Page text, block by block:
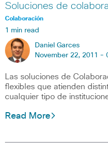
Soluciones de
Colaboración
1 min read
Daniel Garces
November 22, 2011 -
Las soluciones de
flexibles que atienden
cualquier tipo de
Read More